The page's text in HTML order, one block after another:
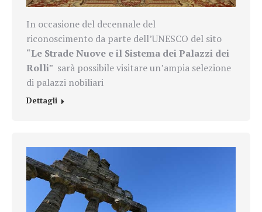
In occasione del decennale del
riconoscimento da parte dell’UNESCO del sito
“Le Strade Nuove e il Sistema dei Palazzi dei
Rolli” sarà possibile visitare un’ampia selezione
di palazzi nobiliari
Dettagli